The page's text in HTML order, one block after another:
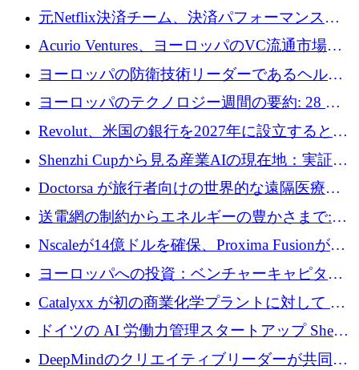
適化プラットフォームを拡張するために 600
万ユーロを調達
元Netflix決済チーム、決済パフォーマンスプ
ラットフォームNopanのためにこれまでに720
万ユーロを調達
Acurio Ventures、ヨーロッパのVC流通市場の
流動性を解放するために1億1,500万ユーロの
ファンドを立ち上げる
ヨーロッパの防衛技術リーダーであるヘルシ
ングは、180億ドルの評価額で18億ドルのシリ
ヨーロッパのテクノロジー週間の要約: 28 億
ユーロを超える 70 以上のテクノロジー資金調
Revolut、米国の銀行を2027年に設立すると米
国の社長が語る
Shenzhi Cupから見る産業AIの現在地：実証と
産業実装への道筋
Doctorsa が旅行者向けの世界的な遠隔医療プ
ラットフォームを拡大するために 100 万ユー
ロを調達
送電網の制約からエネルギーの豊かさまで:
Envision の Gobi X がヨーロッパの AI の未来
Nscaleが14億ドルを確保、Proxima Fusionが4
億1,100万ユーロを獲得、Invest EuropeはVCの
ヨーロッパへの投資：ベンチャーキャピタル
が過去2番目に高い水準に到達
Catalyxx が初の商業化学プラントに対して EU
から 2,000 万ユーロ以上の支援を獲得
ドイツの AI 労働力管理スタートアップ Sherpa
がプレシードで 220 万ドルを調達
DeepMindのクリエイティブリーダーが共同設